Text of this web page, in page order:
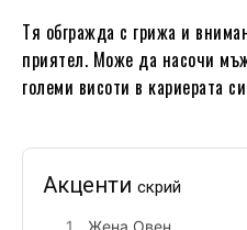
Тя обгражда с грижа и
приятел. Може да насочи
големи висоти в кариерата
Акценти скрий
Жена Овен